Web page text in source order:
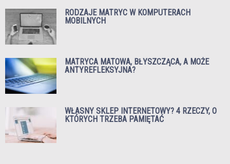
RODZAJE MATRYC W KOMPUTERACH
MOBILNYCH
MATRYCA MATOWA, BŁYSZCZĄCA, A MOŻE
ANTYREFLEKSYJNA?
WŁASNY SKLEP INTERNETOWY? 4 RZECZY, O
KTÓRYCH TRZEBA PAMIĘTAĆ